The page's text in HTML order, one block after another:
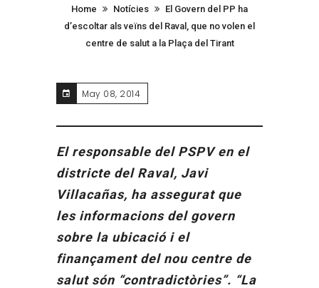
Home Notícies
El Govern del PP ha
d’escoltar als veïns del Raval, que no volen el
centre de salut a la Plaça del Tirant
May 08, 2014
El responsable del PSPV en el
districte del Raval, Javi
Villacañas, ha assegurat que
les informacions del govern
sobre la ubicació i el
finançament del nou centre de
salut són “contradictòries”. “La